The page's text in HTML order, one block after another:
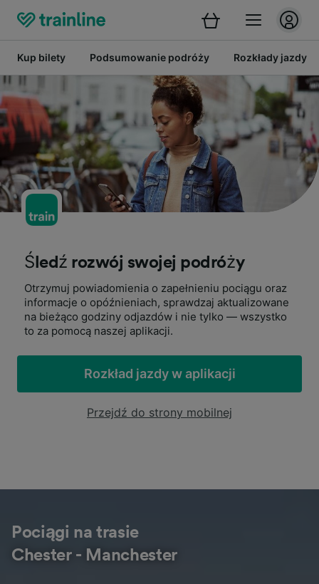
Kup bilety Podsumowanie podróży Rozkłady jazdy
Śledź rozwój swojej podróży
Otrzymuj powiadomienia o zapełnieniu pociągu oraz
informacje o opóźnieniach, sprawdzaj aktualizowane
na bieżąco godziny odjazdów i nie tylko — wszystko
to za pomocą naszej aplikacji.
Rozkład jazdy w aplikacji
Przejdź do strony mobilnej
Pociągi na trasie
Chester - Manchester